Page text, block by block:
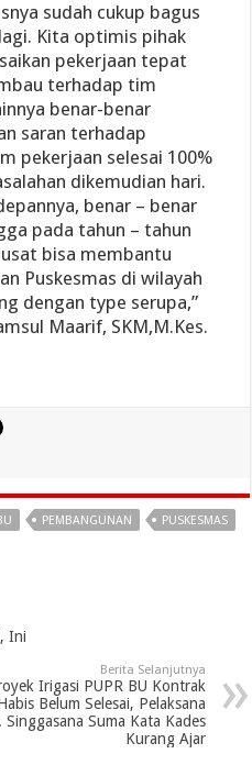
sudah cukup bagus
Kita optimis pihak
pekerjaan tepat
terhadap tim
benar-benar
saran terhadap
pekerjaan selesai 100%
dikemudian hari.
benar – benar
pada tahun – tahun
bisa membantu
Puskesmas di wilayah
dengan type serupa,”
Maarif, SKM,M.Kes.
PEMBANGUNAN PUSKESMAS
Ini
Berita Selanjutnya
Irigasi PUPR BU Kontrak
Belum Selesai, Pelaksana
Singgasana Suma Kata Kades
Kurang Ajar